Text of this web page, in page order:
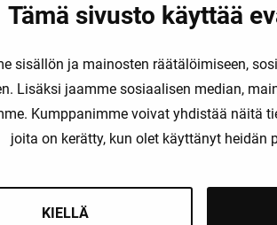
Tämä sivusto käyttää
sisällön ja mainosten räätälöimiseen,
Lisäksi jaamme sosiaalisen median,
Kumppanimme voivat yhdistää näitä
joita on kerätty, kun olet käyttänyt heidän
KIELLÄ
10-16